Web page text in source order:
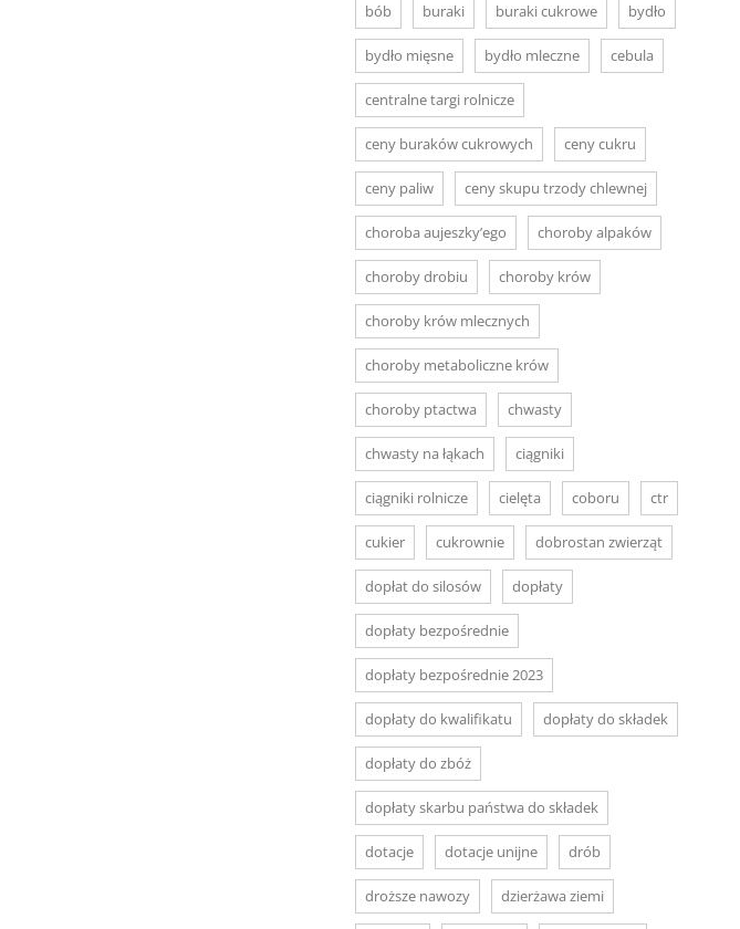
bób buraki buraki cukrowe bydło
bydło mięsne bydło mleczne cebula
centralne targi rolnicze
ceny buraków cukrowych ceny cukru
ceny paliw ceny skupu trzody chlewnej
choroba aujeszky’ego choroby alpaków
choroby drobiu choroby krów
choroby krów mlecznych
choroby metaboliczne krów
choroby ptactwa chwasty
chwasty na łąkach ciągniki
ciągniki rolnicze cielęta coboru ctr
cukier cukrownie dobrostan zwierząt
dopłat do silosów dopłaty
dopłaty bezpośrednie
dopłaty bezpośrednie 2023
dopłaty do kwalifikatu dopłaty do składek
dopłaty do zbóż
dopłaty skarbu państwa do składek
dotacje dotacje unijne drób
droższe nawozy dzierżawa ziemi